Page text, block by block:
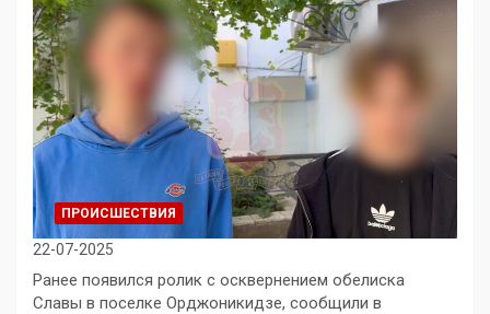
ПРОИСШЕСТВИЯ
22-07-2025
Ранее появился ролик с осквернением обелиска
Славы в поселке Орджоникидзе, сообщили в